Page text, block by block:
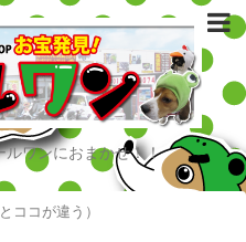
ルワンにおまかせ！！
ココが違う）